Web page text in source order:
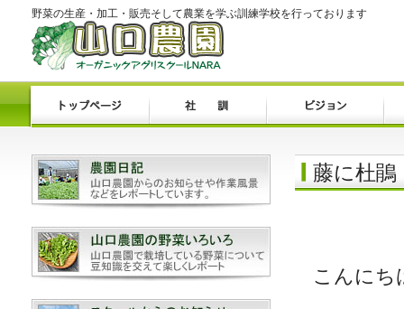
野菜の生産・加工・販売そして農業を学ぶ訓練学校を行っております
藤に杜鵑
こんにち